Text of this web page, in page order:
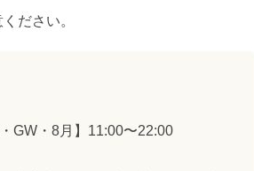
ださい。
GW・8月】11:00〜22:00